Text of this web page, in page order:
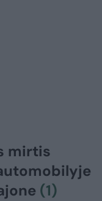
mirtis
(1)